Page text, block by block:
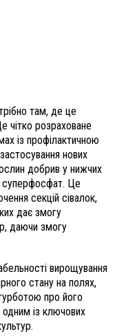
там, де це
чітко розраховане
із профілактичною
нових
добрив у нижчих
суперфосфат. Це
секцій сівалок,
дає змогу
даючи змогу
вирощування
стану на полях,
про його
одним із ключових